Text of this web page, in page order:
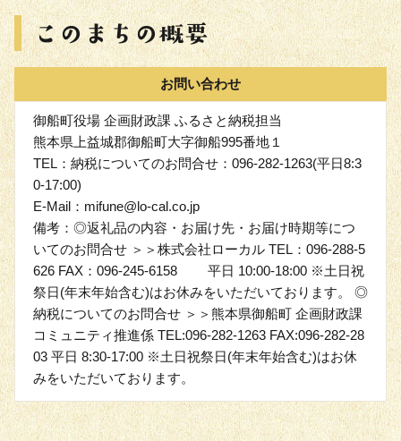
お問い合わせ
御船町役場 企画財政課 ふるさと納税担当
熊本県上益城郡御船町大字御船995番地１
TEL：納税についてのお問合せ：096-282-1263(平日8:3
0-17:00)
E-Mail：mifune@lo-cal.co.jp
備考：◎返礼品の内容・お届け先・お届け時期等につ
いてのお問合せ ＞＞株式会社ローカル TEL：096-288-5
626 FAX：096-245-6158 平日 10:00-18:00 ※土日祝
祭日(年末年始含む)はお休みをいただいております。 ◎
納税についてのお問合せ ＞＞熊本県御船町 企画財政課
コミュニティ推進係 TEL:096-282-1263 FAX:096-282-28
03 平日 8:30-17:00 ※土日祝祭日(年末年始含む)はお休
みをいただいております。